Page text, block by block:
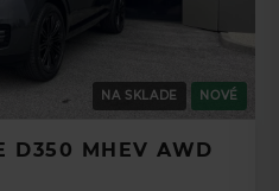
NA SKLADE NOVÉ
D350 MHEV AWD